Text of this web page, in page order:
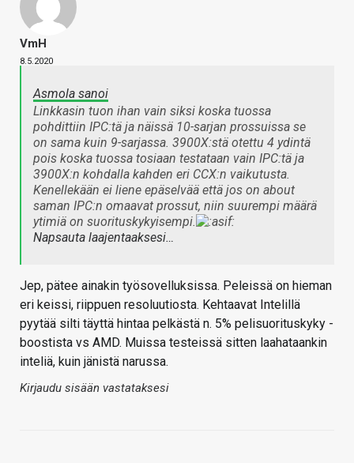
VmH
8.5.2020
Asmola sanoi
Linkkasin tuon ihan vain siksi koska tuossa
pohdittiin IPC:tä ja näissä 10-sarjan prossuissa se
on sama kuin 9-sarjassa. 3900X:stä otettu 4 ydintä
pois koska tuossa tosiaan testataan vain IPC:tä ja
3900X:n kohdalla kahden eri CCX:n vaikutusta.
Kenellekään ei liene epäselvää että jos on about
saman IPC:n omaavat prossut, niin suurempi määrä
ytimiä on suorituskykyisempi.
Napsauta laajentaaksesi…
Jep, pätee ainakin työsovelluksissa. Peleissä on hieman
eri keissi, riippuen resoluutiosta. Kehtaavat Intelillä
pyytää silti täyttä hintaa pelkästä n. 5% pelisuorituskyky -
boostista vs AMD. Muissa testeissä sitten laahataankin
inteliä, kuin jänistä narussa.
Kirjaudu sisään vastataksesi